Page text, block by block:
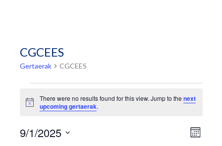
CGCEES
Gertaerak CGCEES
Notice
There were no results found for this view. Jump to the next
upcoming gertaerak.
Views
Event
Views
9/1/2025